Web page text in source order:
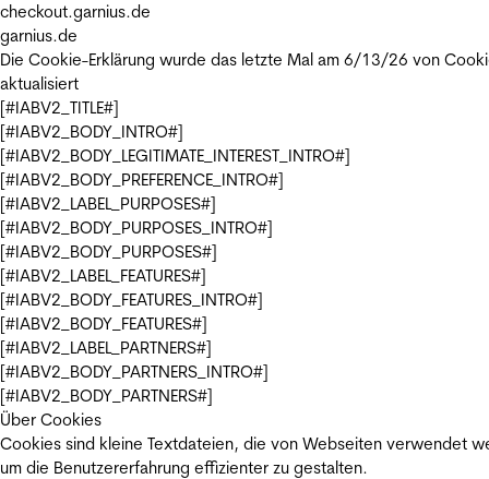
checkout.garnius.de
garnius.de
Die Cookie-Erklärung wurde das letzte Mal am 6/13/26 von
aktualisiert
[#IABV2_TITLE#]
[#IABV2_BODY_INTRO#]
[#IABV2_BODY_LEGITIMATE_INTEREST_INTRO#]
[#IABV2_BODY_PREFERENCE_INTRO#]
[#IABV2_LABEL_PURPOSES#]
[#IABV2_BODY_PURPOSES_INTRO#]
[#IABV2_BODY_PURPOSES#]
[#IABV2_LABEL_FEATURES#]
[#IABV2_BODY_FEATURES_INTRO#]
[#IABV2_BODY_FEATURES#]
[#IABV2_LABEL_PARTNERS#]
[#IABV2_BODY_PARTNERS_INTRO#]
[#IABV2_BODY_PARTNERS#]
Über Cookies
Cookies sind kleine Textdateien, die von Webseiten verwendet
um die Benutzererfahrung effizienter zu gestalten.